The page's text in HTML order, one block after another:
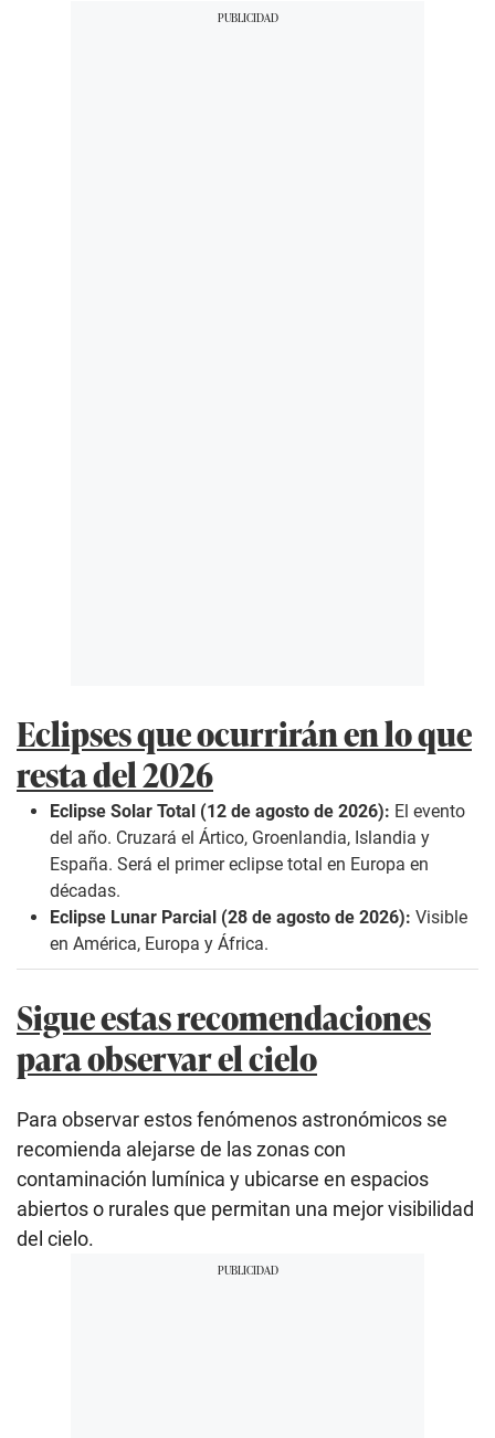
Eclipses que ocurrirán en lo que
resta del 2026
Eclipse Solar Total (12 de agosto de 2026): El evento
del año. Cruzará el Ártico, Groenlandia, Islandia y
España. Será el primer eclipse total en Europa en
décadas.
Eclipse Lunar Parcial (28 de agosto de 2026): Visible
en América, Europa y África.
Sigue estas recomendaciones
para observar el cielo
Para observar estos fenómenos astronómicos se
recomienda alejarse de las zonas con
contaminación lumínica y ubicarse en espacios
abiertos o rurales que permitan una mejor visibilidad
del cielo.